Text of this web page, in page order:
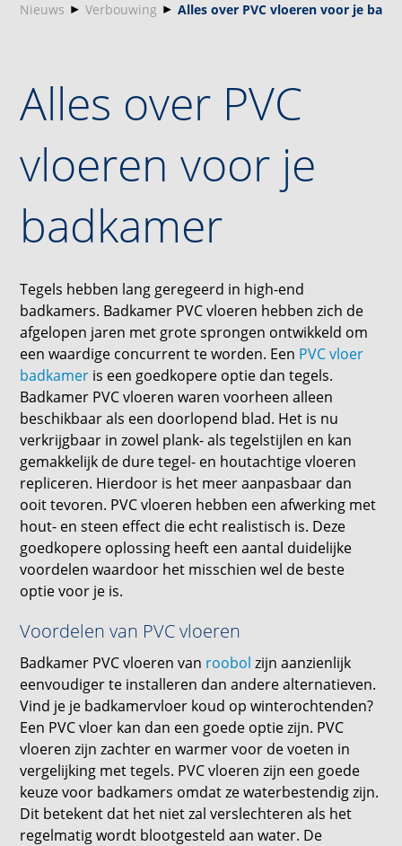
Nieuws Verbouwing Alles over PVC vloeren voor je
Alles over PVC
vloeren voor je
badkamer
Tegels hebben lang geregeerd in high-end
badkamers. Badkamer PVC vloeren hebben zich de
afgelopen jaren met grote sprongen ontwikkeld om
een ​​waardige concurrent te worden. Een PVC vloer
badkamer is een goedkopere optie dan tegels.
Badkamer PVC vloeren waren voorheen alleen
beschikbaar als een doorlopend blad. Het is nu
verkrijgbaar in zowel plank- als tegelstijlen en kan
gemakkelijk de dure tegel- en houtachtige vloeren
repliceren. Hierdoor is het meer aanpasbaar dan
ooit tevoren. PVC vloeren hebben een afwerking met
hout- en steen effect die echt realistisch is. Deze
goedkopere oplossing heeft een aantal duidelijke
voordelen waardoor het misschien wel de beste
optie voor je is.
Voordelen van PVC vloeren
Badkamer PVC vloeren van roobol zijn aanzienlijk
eenvoudiger te installeren dan andere alternatieven.
Vind je je badkamervloer koud op winterochtenden?
Een PVC vloer kan dan een goede optie zijn. PVC
vloeren zijn zachter en warmer voor de voeten in
vergelijking met tegels. PVC vloeren zijn een goede
keuze voor badkamers omdat ze waterbestendig zijn.
Dit betekent dat het niet zal verslechteren als het
regelmatig wordt blootgesteld aan water. De